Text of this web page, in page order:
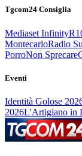
Tgcom24 Consiglia
Mediaset Infinity
MontecarloRadio
PorroNon Sprecare
Eventi
Identità Golose
2026L'Artigiano in